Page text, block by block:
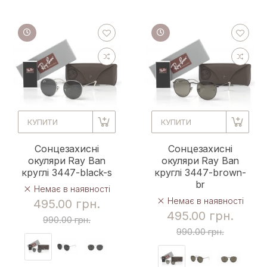
КУПИТИ
Сонцезахисні
окуляри Ray Ban
круглі 3447-black-s
Немає в наявності
495.00 грн.
990.00 грн.
КУПИТИ
Сонцезахисні
окуляри Ray Ban
круглі 3447-brown-
br
Немає в наявності
495.00 грн.
990.00 грн.